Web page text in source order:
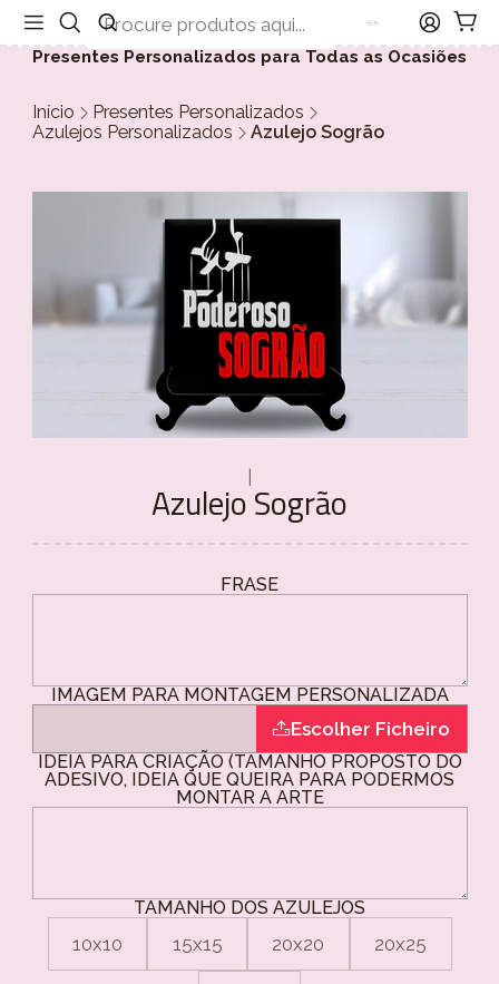
Presentes Personalizados para Todas as Ocasiões
Início
Presentes Personalizados
Azulejos Personalizados
Azulejo Sogrão
Azulejo Sogrão
FRASE
IMAGEM PARA MONTAGEM PERSONALIZADA
Escolher Ficheiro
IDEIA PARA CRIAÇÃO (TAMANHO PROPOSTO DO
ADESIVO, IDEIA QUE QUEIRA PARA PODERMOS
MONTAR A ARTE
TAMANHO DOS AZULEJOS
10x10 15x15 20x20 20x25